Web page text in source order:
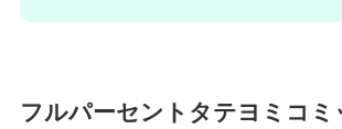
フルパーセントタテヨミコミ